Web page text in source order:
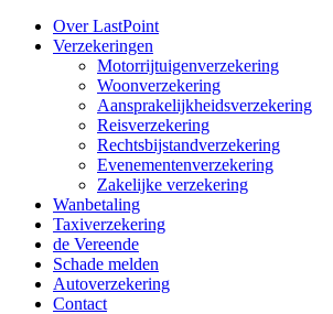
Over LastPoint
Verzekeringen
Motorrijtuigenverzekering
Woonverzekering
Aansprakelijkheidsverzekering
Reisverzekering
Rechtsbijstandverzekering
Evenementenverzekering
Zakelijke verzekering
Wanbetaling
Taxiverzekering
de Vereende
Schade melden
Autoverzekering
Contact